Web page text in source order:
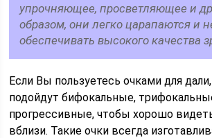
упрочняющее, просветляющее и
образом, они легко царапаются и
обеспечивать высокого качества
Если Вы пользуетесь очками для
подойдут бифокальные,
прогрессивные, чтобы хорошо
вблизи. Такие очки всегда